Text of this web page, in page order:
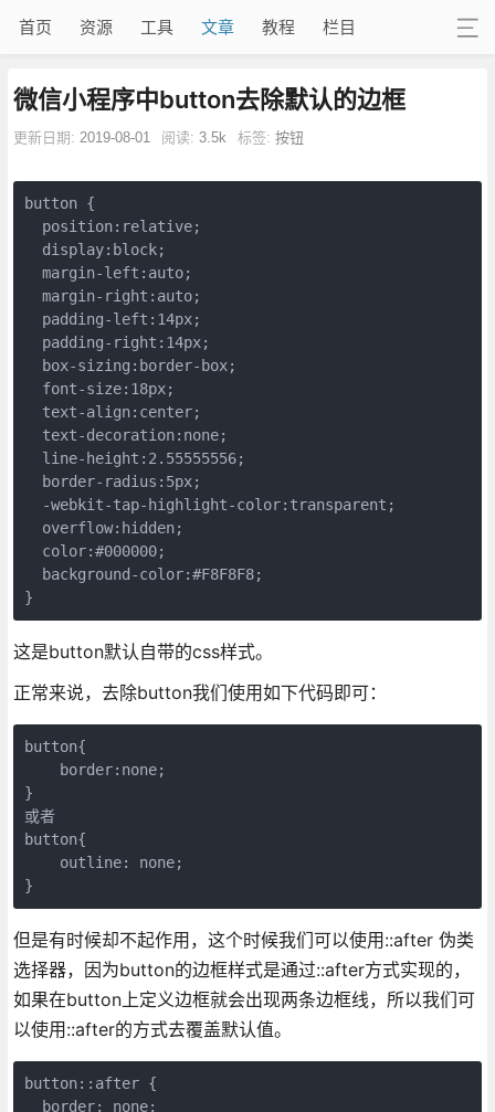
首页 资源 工具 文章 教程 栏目
微信小程序中button去除默认的边框
更新日期: 2019-08-01 阅读: 3.5k 标签: 按钮
button {
  position:relative;
  display:block;
  margin-left:auto;
  margin-right:auto;
  padding-left:14px;
  padding-right:14px;
  box-sizing:border-box;
  font-size:18px;
  text-align:center;
  text-decoration:none;
  line-height:2.55555556;
  border-radius:5px;
  -webkit-tap-highlight-color:transparent;
  overflow:hidden;
  color:#000000;
  background-color:#F8F8F8;
}
这是button默认自带的css样式。
正常来说，去除button我们使用如下代码即可：
button{
    border:none;
}
或者
button{
    outline: none;
}
但是有时候却不起作用，这个时候我们可以使用::after 伪类
选择器，因为button的边框样式是通过::after方式实现的，
如果在button上定义边框就会出现两条边框线，所以我们可
以使用::after的方式去覆盖默认值。
button::after {
  border: none;